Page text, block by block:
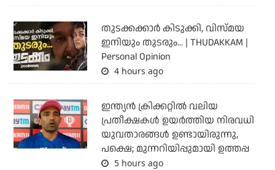
തുടക്കക്കാര്‍ കിടുക്കി, വിസ്മയ
ഇനിയും തുടരും... | THUDAKKAM |
Personal Opinion
4 hours ago
ഇന്ത്യന്‍ ക്രിക്കറ്റില്‍ വലിയ
പ്രതീക്ഷകള്‍ ഉയര്‍ത്തിയ നിരവധി
യുവതാരങ്ങള്‍ ഉണ്ടായിരുന്നു,
പക്ഷെ; മുന്നറിയിപ്പുമായി ഉത്തപ്പ
5 hours ago